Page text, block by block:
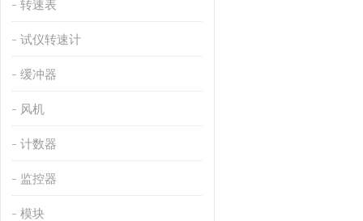
转速表
试仪转速计
缓冲器
风机
计数器
监控器
模块